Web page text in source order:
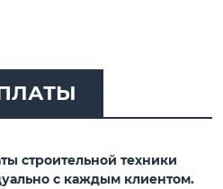
строительной техники
с каждым клиентом.